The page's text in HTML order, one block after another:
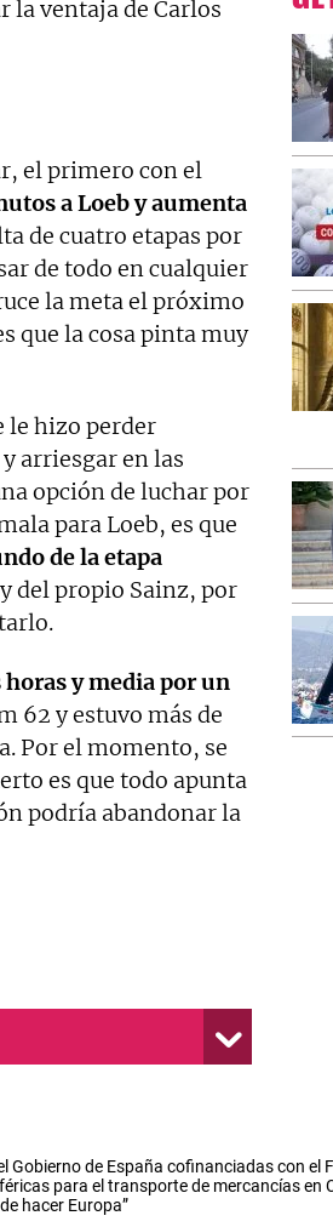
la ventaja de Carlos
el primero con el
a Loeb y aumenta
de cuatro etapas por
de todo en cualquier
la meta el próximo
que la cosa pinta muy
le hizo perder
arriesgar en las
opción de luchar por
para Loeb, es que
de la etapa
del propio Sainz, por
y media por un
62 y estuvo más de
Por el momento, se
es que todo apunta
podría abandonar la
Gobierno de España cofinanciadas con el
para el transporte de mercancías en
hacer Europa”